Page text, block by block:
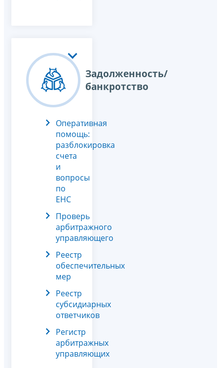
Задолженность/
банкротство
Оперативная
помощь:
разблокировка
счета
и
вопросы
по
ЕНС
Проверь
арбитражного
управляющего
Реестр
обеспечительных
мер
Реестр
субсидиарных
ответчиков
Регистр
арбитражных
управляющих